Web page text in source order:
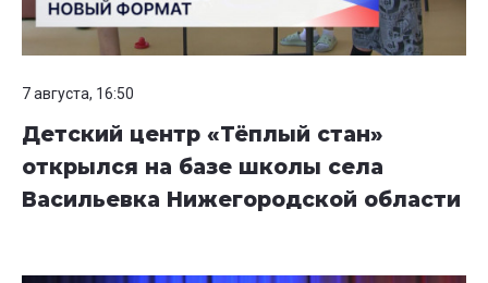
7 августа, 16:50
Детский центр «Тёплый стан»
открылся на базе школы села
Васильевка Нижегородской области